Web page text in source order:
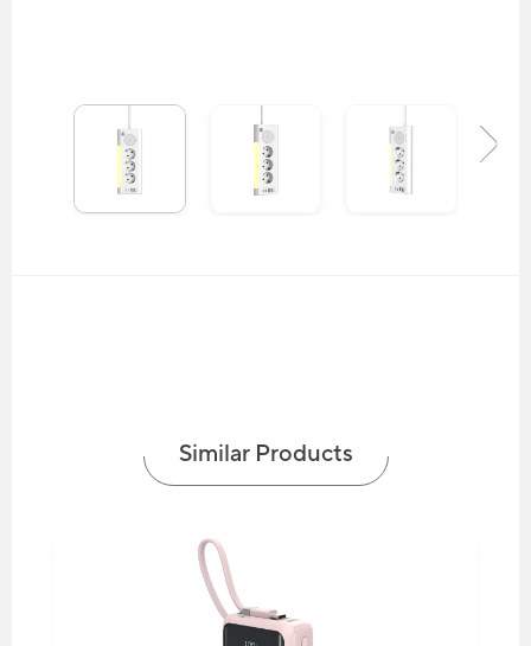
Similar Products